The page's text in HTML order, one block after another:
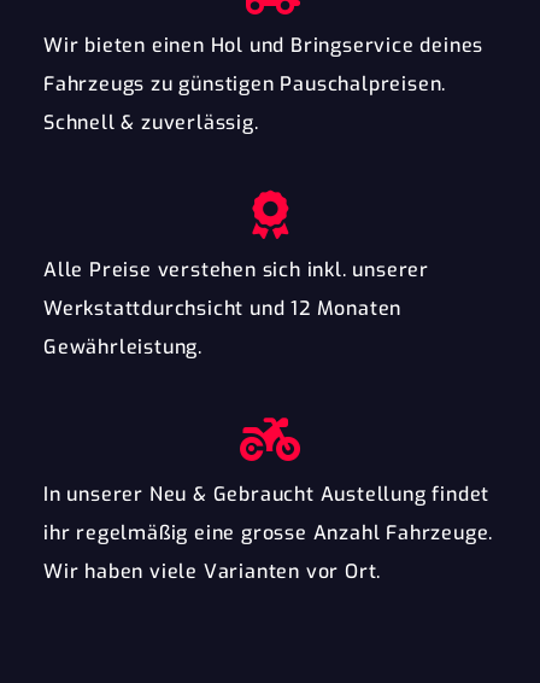
Wir bieten einen Hol und Bringservice deines
Fahrzeugs zu günstigen Pauschalpreisen.
Schnell & zuverlässig.
Alle Preise verstehen sich inkl. unserer
Werkstattdurchsicht und 12 Monaten
Gewährleistung.
In unserer Neu & Gebraucht Austellung findet
ihr regelmäßig eine grosse Anzahl Fahrzeuge.
Wir haben viele Varianten vor Ort.